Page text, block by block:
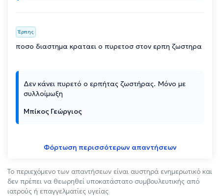
Έρπης
ποσο διαστημα κραταει ο πυρετοσ στον ερπη ζωστηρα
Δεν κάνει πυρετό ο ερπήτας ζωστήρας. Μόνο με
συλλοίμωξη
Μπίκος Γεώργιος
Φόρτωση περισσότερων απαντήσεων
Το περιεχόμενο των απαντήσεων είναι αυστηρά ενημερωτικό και
δεν πρέπει να θεωρηθεί υποκατάστατο συμβουλευτικής από
ιατρούς ή επαγγελματίες υγείας